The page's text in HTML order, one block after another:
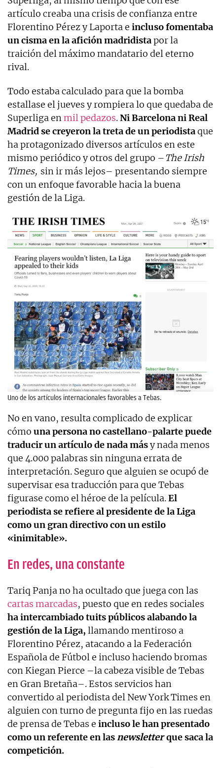
artículo creaba una crisis de confianza entre
Florentino Pérez y Laporta e incluso fomentaba
un cisma en la afición madridistapor la
traición del máximo mandatario del eterno
rival.
Todo estaba calculado para que la bomba
estallase el jueves y rompiera lo que quedaba de
Superliga enmil pedazos.Ni Barcelona ni Real
Madrid se creyeron la treta de un periodistaque
ha protagonizado diversos artículos en este
mismo periódico y otros del grupo –The Irish
Times, sin ir más lejos– presentando siempre
con un enfoque favorable hacia la buena
gestión de la Liga.
Uno de los artículos internacionales favorables a Tebas.
No en vano, resulta complicado de explicar
cómo una persona no castellano-palarte puede
traducir un artículo de nada másy nada menos
que 4.000 palabras sin ninguna errata de
interpretación. Seguro que alguien se ocupó de
supervisar esa traducción para que Tebas
figurase como el héroe de la película.El
periodista se refiere al presidente de la Liga
como un gran directivo con un estilo
«inimitable».
En redes, una constante
Tariq Panja no ha ocultado que juega con las
cartas marcadas, puesto que en redes sociales
ha intercambiado tuits públicos alabando la
gestión de la Liga, llamando mentiroso a
Florentino Pérez, atacando a la Federación
Española de Fútbol e incluso haciendo bromas
con Kiegan Pierce –la cabeza visible de Tebas
en Gran Bretaña–. Estos servicios han
convertido al periodista del New York Times en
alguien con turno de pregunta fijo en las ruedas
de prensa de Tebas e incluso le han presentado
como un referente en las newsletterque saca la
competición.